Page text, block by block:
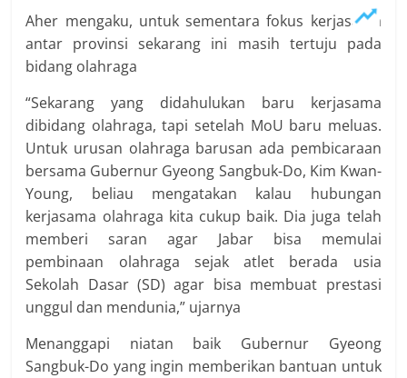
Aher mengaku, untuk sementara fokus kerjasama
antar provinsi sekarang ini masih tertuju pada
bidang olahraga
“Sekarang yang didahulukan baru kerjasama
dibidang olahraga, tapi setelah MoU baru meluas.
Untuk urusan olahraga barusan ada pembicaraan
bersama Gubernur Gyeong Sangbuk-Do, Kim Kwan-
Young, beliau mengatakan kalau hubungan
kerjasama olahraga kita cukup baik. Dia juga telah
memberi saran agar Jabar bisa memulai
pembinaan olahraga sejak atlet berada usia
Sekolah Dasar (SD) agar bisa membuat prestasi
unggul dan mendunia,” ujarnya
Menanggapi niatan baik Gubernur Gyeong
Sangbuk-Do yang ingin memberikan bantuan untuk